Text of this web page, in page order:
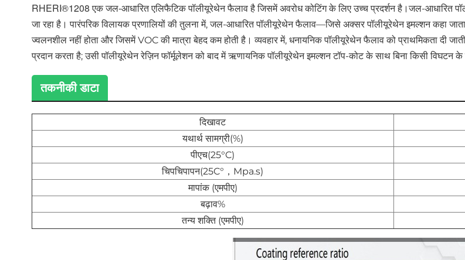
RHERI®1208 एक जल-आधारित एलिफैटिक पॉलीयूरेथेन फैलाव है जिसमें अवरोध कोटिंग के लिए उच्च प्रदर्शन है।जल-आधारित
जा रहा है। पारंपरिक विलायक प्रणालियों की तुलना में, जल-आधारित पॉलीयूरेथेन फैलाव—जिसे अक्सर पॉलीयूरेथेन इमल्शन कहा
ज्वलनशील नहीं होता और जिसमें VOC की मात्रा बेहद कम होती है। व्यवहार में, धनायनिक पॉलीयूरेथेन फैलाव को प्राथमिकता दी
प्रदान करता है; उसी पॉलीयूरेथेन रेज़िन फॉर्मूलेशन को बाद में ऋणायनिक पॉलीयूरेथेन इमल्शन टॉप-कोट के साथ बिना किसी विघटन
तकनीकी डाटा
दिखावट
यथार्थ सामग्री(%)
पीएच(25°C)
चिपचिपापन(25C°，Mpa.s)
मापांक (एमपीए)
बढ़ाव%
तन्य शक्ति (एमपीए)